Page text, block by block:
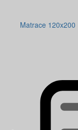
Matrace 120x200